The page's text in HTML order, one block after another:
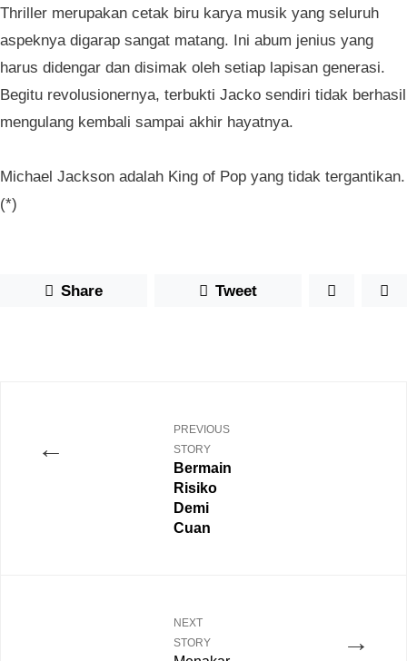
Thriller merupakan cetak biru karya musik yang seluruh
aspeknya digarap sangat matang. Ini abum jenius yang
harus didengar dan disimak oleh setiap lapisan generasi.
Begitu revolusionernya, terbukti Jacko sendiri tidak berhasil
mengulang kembali sampai akhir hayatnya.
Michael Jackson adalah King of Pop yang tidak tergantikan.
(*)
Share Tweet
←
PREVIOUS
STORY
Bermain
Risiko
Demi
Cuan
→
NEXT
STORY